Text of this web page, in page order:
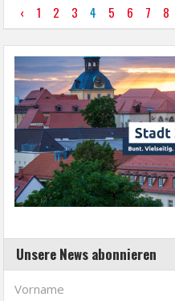
‹ 1 2 3 4 5 6 7 8
Unsere News abonnieren
Vorname